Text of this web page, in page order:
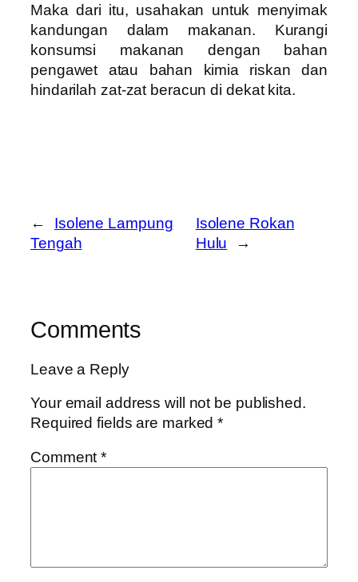
Maka dari itu, usahakan untuk menyimak
kandungan dalam makanan. Kurangi
konsumsi makanan dengan bahan
pengawet atau bahan kimia riskan dan
hindarilah zat-zat beracun di dekat kita.
←
Isolene Lampung
Tengah
Isolene Rokan
Hulu
→
Comments
Leave a Reply
Your email address will not be published.
Required fields are marked*
Comment*